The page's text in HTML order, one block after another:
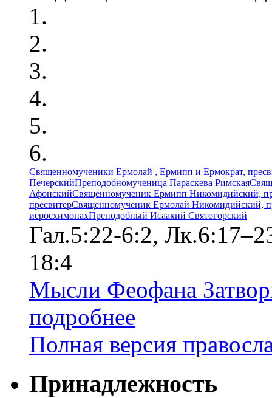
Священномученики Ермолай , Ермипп и Ермократ,
ПечерскийПреподобномученица Параскева Римская
АфонскийСвященномученик Ермипп Никомидийский,
пресвитерСвященномученик Ермолай Никомидийский,
иеросхимонахПреподобный Исаакий Святогорский
Гал.5:22-6:2,
18:4
Мысли Феофана
подробнее
Полная версия
Принадлежность